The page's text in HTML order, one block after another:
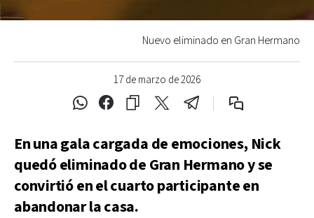
17 de marzo de 2026
Nuevo eliminado en Gran Hermano
En una gala cargada de emociones, Nick
quedó eliminado de Gran Hermano y se
convirtió en el cuarto participante en
abandonar la casa.